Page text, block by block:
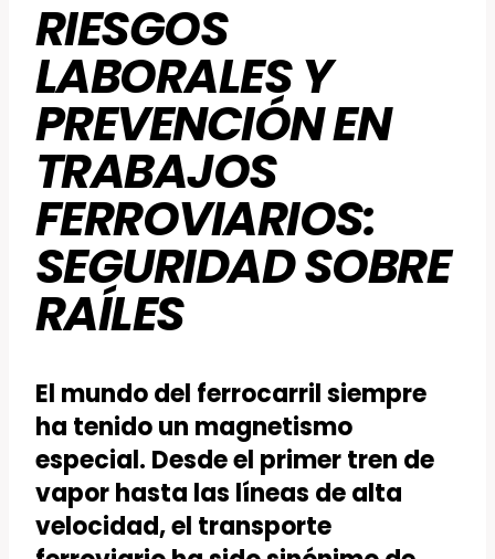
RIESGOS
LABORALES Y
PREVENCIÓN EN
TRABAJOS
FERROVIARIOS:
SEGURIDAD SOBRE
RAÍLES
El mundo del ferrocarril siempre
ha tenido un magnetismo
especial. Desde el primer tren de
vapor hasta las líneas de alta
velocidad, el transporte